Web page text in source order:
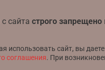
сайта строго запрещено
сайт, вы даете
соглашения. При